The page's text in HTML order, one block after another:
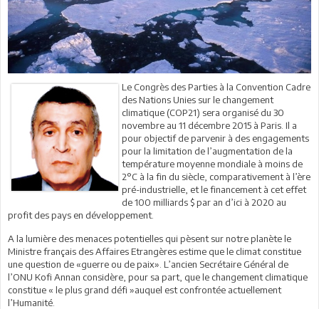
Le Congrès des Parties à la Convention Cadre
des Nations Unies sur le changement
climatique (COP21) sera organisé du 30
novembre au 11 décembre 2015 à Paris. Il a
pour objectif de parvenir à des engagements
pour la limitation de l’augmentation de la
température moyenne mondiale à moins de
2°C à la fin du siècle, comparativement à l’ère
pré-industrielle, et le financement à cet effet
de 100 milliards $ par an d’ici à 2020 au
profit des pays en développement.
A la lumière des menaces potentielles qui pèsent sur notre planète le
Ministre français des Affaires Etrangères estime que le climat constitue
une question de «guerre ou de paix». L’ancien Secrétaire Général de
l’ONU Kofi Annan considère, pour sa part, que le changement climatique
constitue « le plus grand défi »auquel est confrontée actuellement
l’Humanité.